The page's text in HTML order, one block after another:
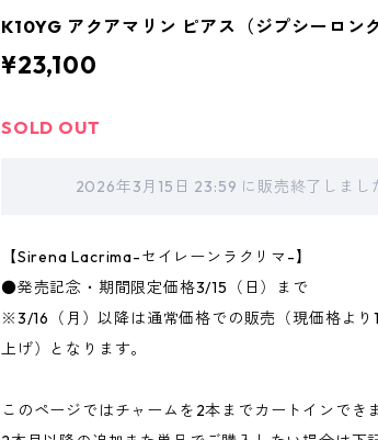
K10YG アクアマリン ピアス（ジプシーロング
¥23,100
SOLD OUT
2026年3月15日 23:59 に販売終了しまし
【Sirena Lacrima-セイレーンラクリマ-】
●発売記念・期間限定価格3/15（日）まで
※3/16（月）以降は通常価格での販売（現価格より
上げ）となります。
このページではチャームを2本までカートインでき